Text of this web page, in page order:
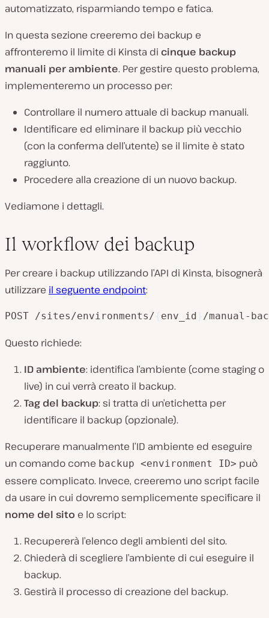
automatizzato, risparmiando tempo e fatica.
In questa sezione creeremo dei backup e
affronteremo il limite di Kinsta di cinque backup
manuali per ambiente. Per gestire questo problema,
implementeremo un processo per:
Controllare il numero attuale di backup manuali.
Identificare ed eliminare il backup più vecchio
(con la conferma dell’utente) se il limite è stato
raggiunto.
Procedere alla creazione di un nuovo backup.
Vediamone i dettagli.
Il workflow dei backup
Per creare i backup utilizzando l’API di Kinsta, bisognerà
utilizzare il seguente endpoint:
POST /sites/environments/ env_id /manual-
Questo richiede:
ID ambiente: identifica l’ambiente (come staging o
live) in cui verrà creato il backup.
Tag del backup: si tratta di un’etichetta per
identificare il backup (opzionale).
Recuperare manualmente l’ID ambiente ed eseguire
un comando come backup <environment ID> può
essere complicato. Invece, creeremo uno script facile
da usare in cui dovremo semplicemente specificare il
nome del sito e lo script:
Recupererà l’elenco degli ambienti del sito.
Chiederà di scegliere l’ambiente di cui eseguire il
backup.
Gestirà il processo di creazione del backup.